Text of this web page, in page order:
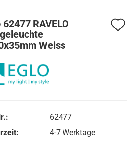
62477 RAVELO
Weiss
62477
4-7 Werktage